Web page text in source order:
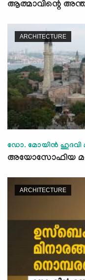
ആത്മാവിന്റെ
ARCHITECTURE
ഡോ. മോയിന്‍ ഹുദവി
അയോസോഫിയ
ARCHITECTURE